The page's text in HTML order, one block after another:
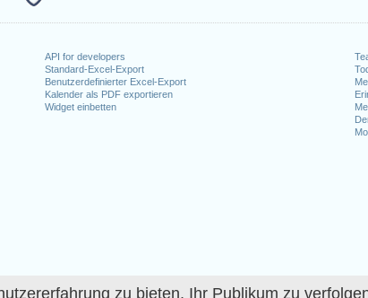
zu bieten, Ihr Publikum zu
API for developers
Standard-Excel-Export
Benutzerdefinierter Excel-Export
Kalender als PDF exportieren
Widget einbetten